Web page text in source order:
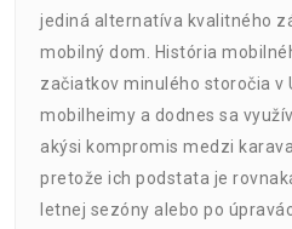
jediná alternatíva kvalitného
mobilný dom. História
začiatkov minulého storočia v
mobilheimy a dodnes sa
akýsi kompromis medzi
pretože ich podstata je
letnej sezóny alebo po